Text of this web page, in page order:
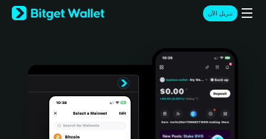
English
日本語
Türkçe
تنزيل الآن